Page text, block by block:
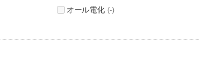
オール電化 (-)